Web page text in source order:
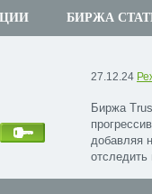
БИРЖА
27.12.24
Биржа
добавляя